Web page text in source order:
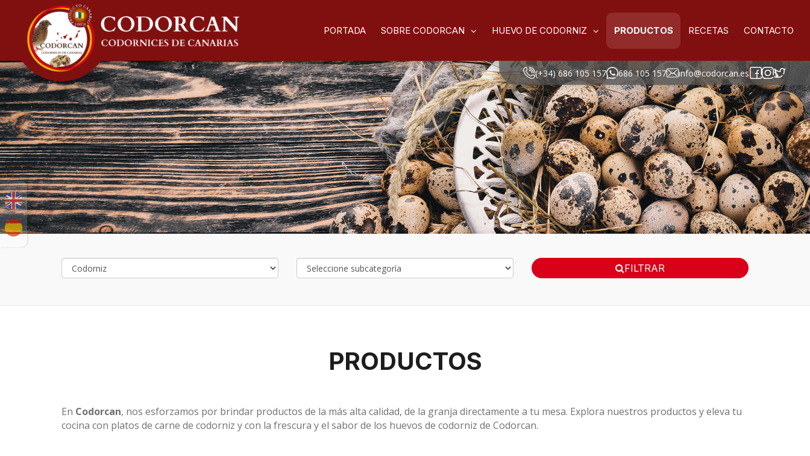
PORTADA SOBRE CODORCAN HUEVO DE CODORNIZ PRODUCTOS RECETAS CONTACTO
(+34) 686 105 157 686 105 157 info@codorcan.es
FILTRAR
PRODUCTOS
En Codorcan, nos esforzamos por brindar productos de la más alta calidad, de la granja directamente a tu mesa. Explora nuestros productos y eleva tu
cocina con platos de carne de codorniz y con la frescura y el sabor de los huevos de codorniz de Codorcan.